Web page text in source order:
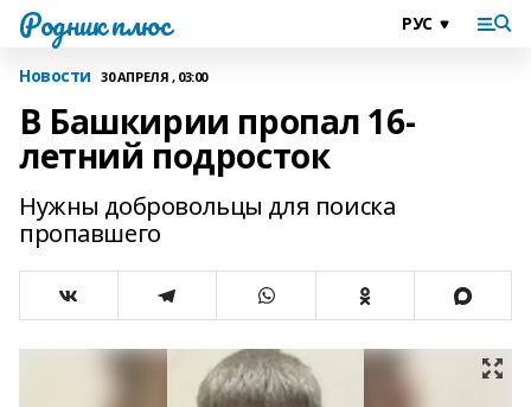
Родник плюс
Новости 30 АПРЕЛЯ , 03:00
В Башкирии пропал 16-
летний подросток
Нужны добровольцы для поиска
пропавшего